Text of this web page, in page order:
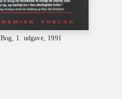
Bog, 1. udgave, 1991